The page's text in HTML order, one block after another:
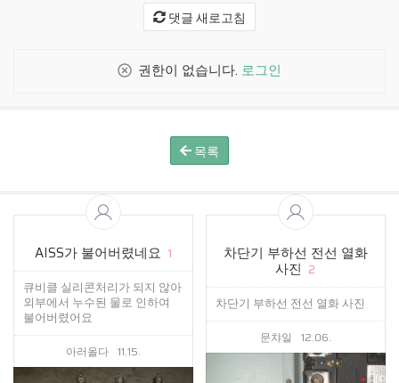
댓글 새로고침
권한이 없습니다. 로그인
목록
AISS가 불어버렸네요 1
큐비클 실리콘처리가 되지 않아
외부에서 누수된 물로 인하여
불어버렸어요
아러올다 11.15.
차단기 부하선 전선 열화
사진 2
차단기 부하선 전선 열화 사진
문챠일 12.06.